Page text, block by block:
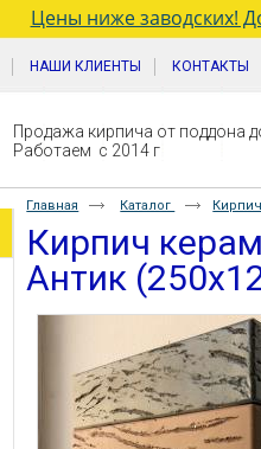
Продажа кирпича от поддона
Работаем с 2014 г
Цены ниже заводских!
НАШИ КЛИЕНТЫ КОНТАКТЫ
Главная Каталог
Кирпич
Антик